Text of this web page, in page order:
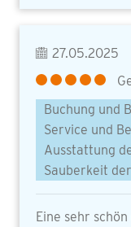
27.05.2025
Buchung und
Service und
Ausstattung
Sauberkeit
Eine sehr